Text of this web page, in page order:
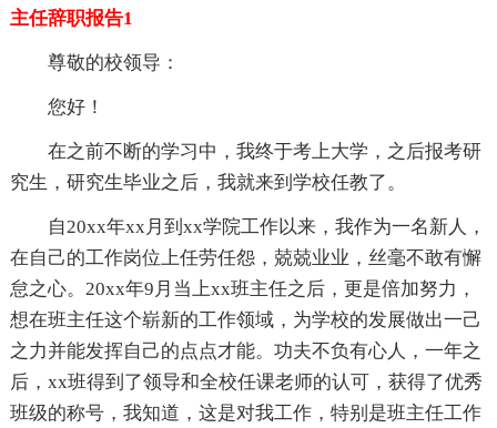
主任辞职报告1
尊敬的校领导：
您好！
在之前不断的学习中，我终于考上大学，之后报考研
究生，研究生毕业之后，我就来到学校任教了。
自20xx年xx月到xx学院工作以来，我作为一名新人，
在自己的工作岗位上任劳任怨，兢兢业业，丝毫不敢有懈
怠之心。20xx年9月当上xx班主任之后，更是倍加努力，
想在班主任这个崭新的工作领域，为学校的发展做出一己
之力并能发挥自己的点点才能。功夫不负有心人，一年之
后，xx班得到了领导和全校任课老师的认可，获得了优秀
班级的称号，我知道，这是对我工作，特别是班主任工作